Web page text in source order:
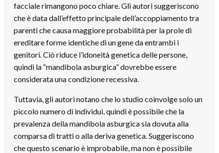
facciale rimangono poco chiare. Gli autori suggeriscono
che è data dall’effetto principale dell’accoppiamento tra
parenti che causa maggiore probabilità per la prole di
ereditare forme identiche di un gene da entrambi i
genitori. Ciò riduce l’idoneità genetica delle persone,
quindi la “mandibola asburgica” dovrebbe essere
considerata una condizione recessiva.
Tuttavia, gli autori notano che lo studio coinvolge solo un
piccolo numero di individui, quindi è possibile che la
prevalenza della mandibola asburgica sia dovuta alla
comparsa di tratti o alla deriva genetica. Suggeriscono
che questo scenario è improbabile, ma non è possibile